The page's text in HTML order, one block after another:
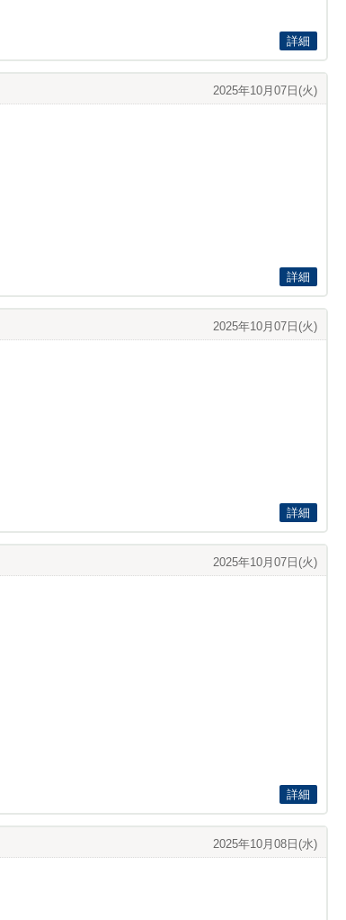
詳細
2025年10月07日(火)
詳細
2025年10月07日(火)
詳細
2025年10月07日(火)
詳細
2025年10月08日(水)